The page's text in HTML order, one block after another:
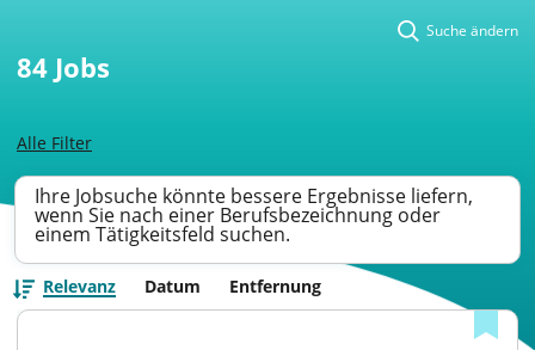
Alle Filter
Suche ändern
84 Jobs
Ihre Jobsuche könnte bessere Ergebnisse liefern,
wenn Sie nach einer Berufsbezeichnung oder
einem Tätigkeitsfeld suchen.
Relevanz Datum Entfernung